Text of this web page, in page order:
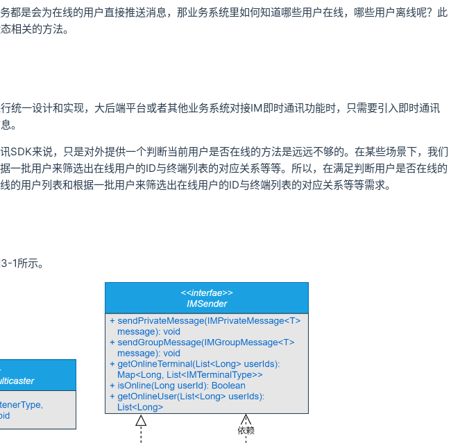
都是会为在线的用户直接推送消息，那业务系统里如何知道哪些用户在线，哪些用户离线呢？此
相关的方法。
统一设计和实现，大后端平台或者其他业务系统对接IM即时通讯功能时，只需要引入即时通讯
。
SDK来说，只是对外提供一个判断当前用户是否在线的方法是远远不够的。在某些场景下，我们
一批用户来筛选出在线用户的ID与终端列表的对应关系等等。所以，在满足判断用户是否在线的
的用户列表和根据一批用户来筛选出在线用户的ID与终端列表的对应关系等等需求。
1所示。